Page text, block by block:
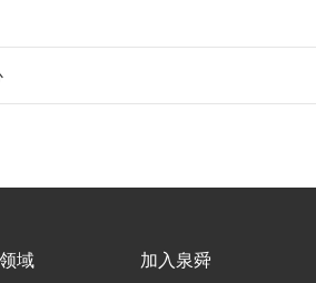
域 加入泉舜